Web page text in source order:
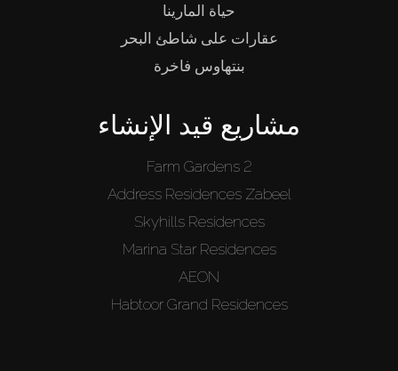
حياة المارينا
عقارات على شاطئ البحر
بنتهاوس فاخرة
مشاريع قيد الإنشاء
Farm Gardens 2
Address Residences Zabeel
Skyhills Residences
Marina Star Residences
AEON
Habtoor Grand Residences